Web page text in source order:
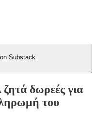
Substack
δωρεές για
του